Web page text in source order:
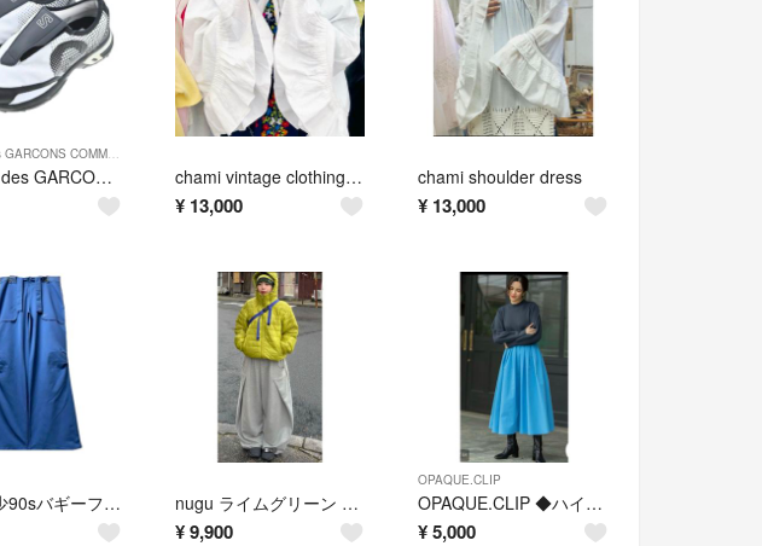
COMME des GARCONS COMME des GARCONS
COMME des GARCONS SALOMON J ラボレディーススニーカー chami vintage clothing remake item
¥ 13,000
chami shoulder dress
¥ 13,000
NIKE 希少90sバギーフレア パンツ home pantalon nugu ライムグリーン 2WAY フード付き ダウンジャケット
¥ 9,900
OPAQUE.CLIP
OPAQUE.CLIP ◆ハイネックニット×ギャザースカートドッキングワンピース
¥5,000